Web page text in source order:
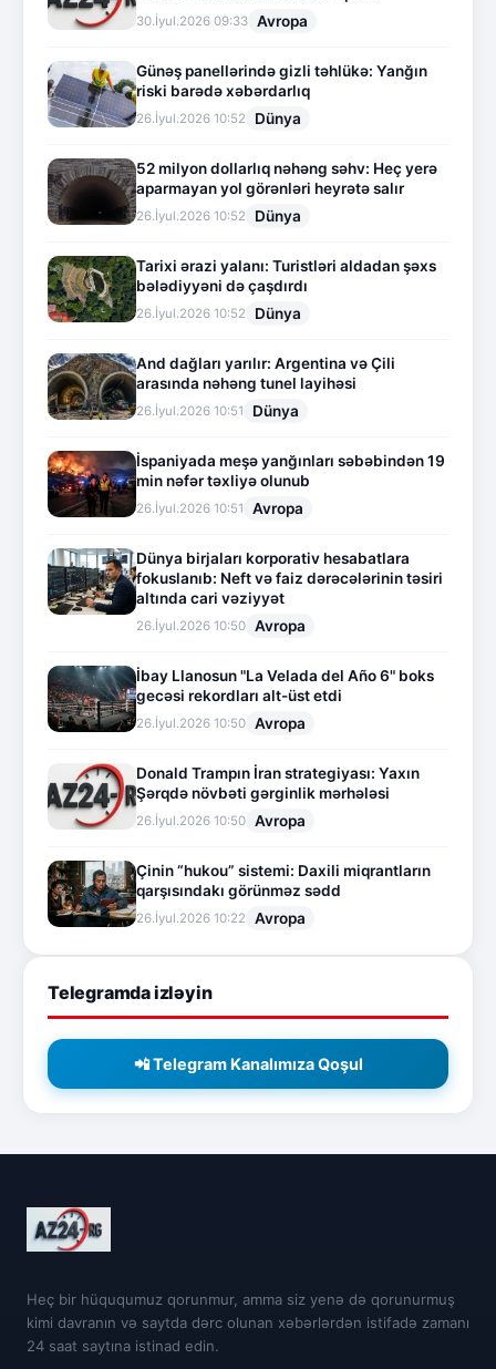
30.İyul.2026 09:33 Avropa
Günəş panellərində gizli təhlükə: Yanğın
riski barədə xəbərdarlıq
26.İyul.2026 10:52 Dünya
52 milyon dollarlıq nəhəng səhv: Heç yerə
aparmayan yol görənləri heyrətə salır
26.İyul.2026 10:52 Dünya
Tarixi ərazi yalanı: Turistləri aldadan şəxs
bələdiyyəni də çaşdırdı
26.İyul.2026 10:52 Dünya
And dağları yarılır: Argentina və Çili
arasında nəhəng tunel layihəsi
26.İyul.2026 10:51 Dünya
İspaniyada meşə yanğınları səbəbindən 19
min nəfər təxliyə olunub
26.İyul.2026 10:51 Avropa
Dünya birjaları korporativ hesabatlara
fokuslanıb: Neft və faiz dərəcələrinin təsiri
altında cari vəziyyət
26.İyul.2026 10:50 Avropa
İbay Llanosun "La Velada del Año 6" boks
gecəsi rekordları alt-üst etdi
26.İyul.2026 10:50 Avropa
Donald Trampın İran strategiyası: Yaxın
Şərqdə növbəti gərginlik mərhələsi
26.İyul.2026 10:50 Avropa
Çinin “hukou” sistemi: Daxili miqrantların
qarşısındakı görünməz sədd
26.İyul.2026 10:22 Avropa
Telegramda izləyin
📲 Telegram Kanalımıza Qoşul
Heç bir hüququmuz qorunmur, amma siz yenə də qorunurmuş
kimi davranın və saytda dərc olunan xəbərlərdən istifadə zamanı
24 saat saytına istinad edin.